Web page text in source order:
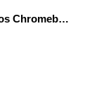
Dale una oportunidad a los Chromebooks y utiliza un proyector para realizar talleres si no tienes pantallas táctiles